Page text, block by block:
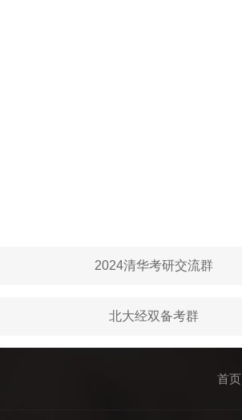
2024清华考研交流群
北大经双备考群
首页